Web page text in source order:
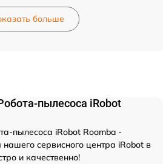
больше
пылесоса iRobot
пылесоса iRobot Roomba -
сервисного центра iRobot в
и качественно!